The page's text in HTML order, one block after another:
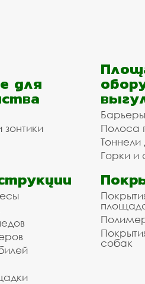
для
Полоса
Тоннели
Горки и
собак